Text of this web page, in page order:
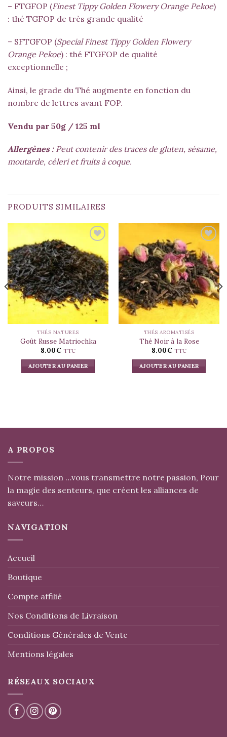
– FTGFOP (Finest Tippy Golden Flowery Orange Pekoe)
: thé TGFOP de très grande qualité
– SFTGFOP (Special Finest Tippy Golden Flowery
Orange Pekoe) : thé FTGFOP de qualité
exceptionnelle ;
Ainsi, le grade du Thé augmente en fonction du
nombre de lettres avant FOP.
Vendu par 50g / 125 ml
Allergènes :Peut contenir des traces de gluten, sésame,
moutarde, céleri et fruits à coque.
PRODUITS SIMILAIRES
THÉS NATURES
Goût Russe Matriochka
8.00€ TTC
AJOUTER AU PANIER
THÉS AROMATISÉS
Thé Noir à la Rose
8.00€ TTC
AJOUTER AU PANIER
A PROPOS
Notre mission …vous transmettre notre passion, Pour
la magie des senteurs, que créent les alliances de
saveurs…
NAVIGATION
Accueil
Boutique
Compte affilié
Nos Conditions de Livraison
Conditions Générales de Vente
Mentions légales
RÉSEAUX SOCIAUX